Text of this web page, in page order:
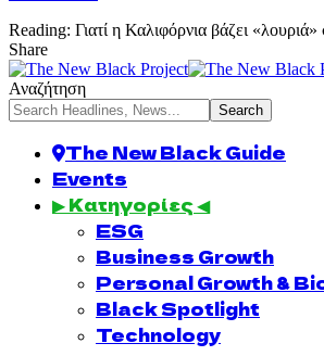
Reading: Γιατί η Καλιφόρνια βάζει
Share
Αναζήτηση
The New Black Guide
Events
▶ Κατηγορίες ◀
ESG
Business Growth
Personal Growth &
Black Spotlight
Technology